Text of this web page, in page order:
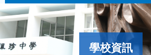
學校資訊